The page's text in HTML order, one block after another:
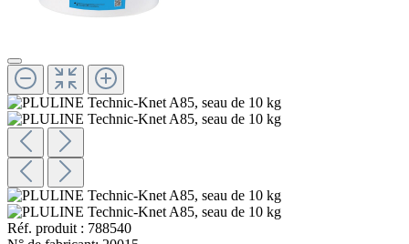
Réf. produit : 788540